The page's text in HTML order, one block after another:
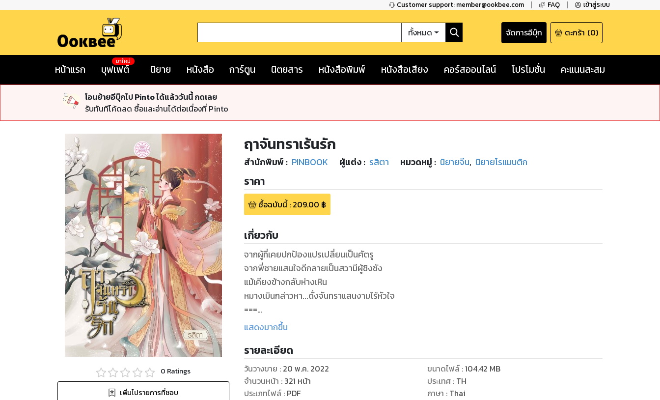
Customer support: member@ookbee.com FAQ เข้าสู่ระบบ
ทั้งหมด จัดการอีบุ๊ก ตะกร้า (0)
หน้าแรก บุฟเฟต์
มาใหม่
นิยาย หนังสือ การ์ตูน นิตยสาร หนังสือพิมพ์ หนังสือเสียง คอร์สออนไลน์ โปรโมชั่น คะแนนสะสม
โอนย้ายอีบุ๊กไป Pinto ได้แล้ววันนี้ กดเลย
รับทันทีโค้ดลด ซื้อและอ่านได้ต่อเนื่องที่ Pinto
0 Ratings
เพิ่มไปรายการที่ชอบ
ฤาจันทราเร้นรัก
สำนักพิมพ์ : PINBOOK ผู้แต่ง : รสิตา หมวดหมู่ : นิยายจีน, นิยายโรแมนติก
ราคา
ซื้อฉบับนี้: 209.00 ฿
เกี่ยวกับ
จากผู้ที่เคยปกป้องแปรเปลี่ยนเป็นศัตรู
จากพี่ชายแสนใจดีกลายเป็นสวามีผู้ชิงชัง
แม้เคียงข้างกลับห่างเหิน
หมางเมินกล่าวหา...ดั่งจันทราแสนงามไร้หัวใจ
===
“หากคิดว่าตนเองเก่งนักก็ผลักไสข้าสิท่านหญิง ผลักไสสามีผู้ต่ำต้อยของท่านคนนี้สิ”
หยุด ไล่เม้มแผ่วทั่วลำคอจนนางต้องกัดริมฝีปากข่มความรู้สึกประหลาดที่กำลังแตกตื่นอยู่ในกายตน
“เฟยอวี่ ท่านมันคนหยาบคาย น่ารังเกียจ ข้าเกลียดท่าน”
นางกัดฟันเอ่ยเสียงเข้ม ภายในใจเต็มไปด้วยความกรุ่นโกรธอย่างที่สุด และอีกฝ่ายก็หยุดนิ่ง อึดใจต่อมา
ใบหน้าคมคายก็เงยขึ้นมาสบตากับตน
แสดงมากขึ้น
รายละเอียด
วันวางขาย : 20 พ.ค. 2022
จำนวนหน้า : 321 หน้า
ประเภทไฟล์: PDF
ขนาดไฟล์:104.42 MB
ประเทศ : TH
ภาษา : Thai